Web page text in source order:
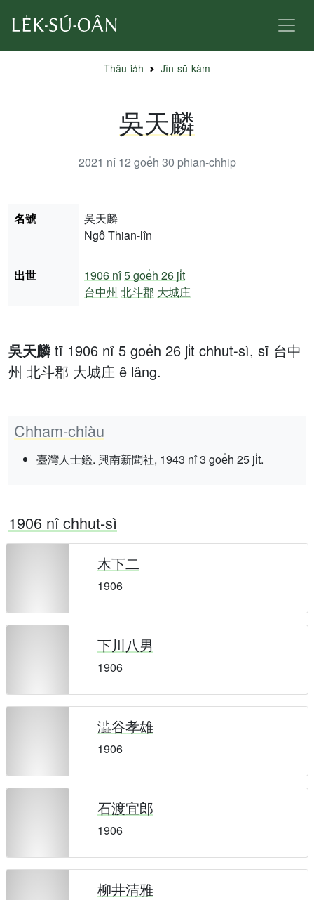
Thâu-ia̍h Jîn-sū-kàm
吳天麟
2021 nî 12 goe̍h 30 phian-chhip
吳天麟 tī 1906 nî 5 goe̍h 26 ji̍t chhut-sì, sī 台中
州 北斗郡 大城庄 ê lâng.
Chham-chiàu
臺灣人士鑑. 興南新聞社, 1943 nî 3 goe̍h 25 ji̍t.
名號
吳天麟
Ngô͘ Thian-lîn
出世 1906 nî5 goe̍h 26 ji̍t
台中州 北斗郡 大城庄
1906 nî chhut-sì
木下二
1906
下川八男
1906
澁谷孝雄
1906
石渡宜郎
1906
柳井清雅